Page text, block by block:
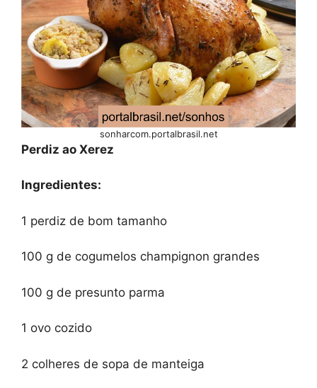
sonharcom.portalbrasil.net
Perdiz ao Xerez
Ingredientes:
1 perdiz de bom tamanho
100 g de cogumelos champignon grandes
100 g de presunto parma
1 ovo cozido
2 colheres de sopa de manteiga